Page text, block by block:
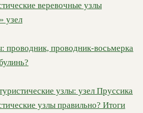
веревочные узлы
узел
проводник, проводник-восьмерка
узлы: узел Пруссика
узлы правильно? Итоги